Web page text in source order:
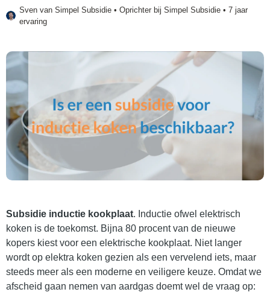
Sven van Simpel Subsidie • Oprichter bij Simpel Subsidie • 7 jaar
ervaring
Subsidie inductie kookplaat. Inductie ofwel elektrisch
koken is de toekomst. Bijna 80 procent van de nieuwe
kopers kiest voor een elektrische kookplaat. Niet langer
wordt op elektra koken gezien als een vervelend iets, maar
steeds meer als een moderne en veiligere keuze. Omdat we
afscheid gaan nemen van aardgas doemt wel de vraag op: